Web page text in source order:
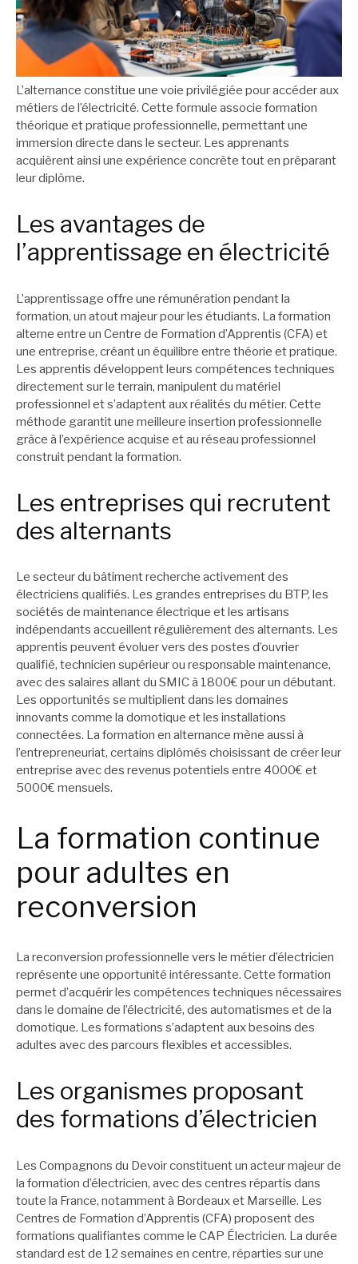
L’alternance constitue une voie privilégiée pour accéder aux
métiers de l’électricité. Cette formule associe formation
théorique et pratique professionnelle, permettant une
immersion directe dans le secteur. Les apprenants
acquièrent ainsi une expérience concrète tout en préparant
leur diplôme.
Les avantages de
l’apprentissage en électricité
L’apprentissage offre une rémunération pendant la
formation, un atout majeur pour les étudiants. La formation
alterne entre un Centre de Formation d’Apprentis (CFA) et
une entreprise, créant un équilibre entre théorie et pratique.
Les apprentis développent leurs compétences techniques
directement sur le terrain, manipulent du matériel
professionnel et s’adaptent aux réalités du métier. Cette
méthode garantit une meilleure insertion professionnelle
grâce à l’expérience acquise et au réseau professionnel
construit pendant la formation.
Les entreprises qui recrutent
des alternants
Le secteur du bâtiment recherche activement des
électriciens qualifiés. Les grandes entreprises du BTP, les
sociétés de maintenance électrique et les artisans
indépendants accueillent régulièrement des alternants. Les
apprentis peuvent évoluer vers des postes d’ouvrier
qualifié, technicien supérieur ou responsable maintenance,
avec des salaires allant du SMIC à 1800€ pour un débutant.
Les opportunités se multiplient dans les domaines
innovants comme la domotique et les installations
connectées. La formation en alternance mène aussi à
l’entrepreneuriat, certains diplômés choisissant de créer leur
entreprise avec des revenus potentiels entre 4000€ et
5000€ mensuels.
La formation continue
pour adultes en
reconversion
La reconversion professionnelle vers le métier d’électricien
représente une opportunité intéressante. Cette formation
permet d’acquérir les compétences techniques nécessaires
dans le domaine de l’électricité, des automatismes et de la
domotique. Les formations s’adaptent aux besoins des
adultes avec des parcours flexibles et accessibles.
Les organismes proposant
des formations d’électricien
Les Compagnons du Devoir constituent un acteur majeur de
la formation d’électricien, avec des centres répartis dans
toute la France, notamment à Bordeaux et Marseille. Les
Centres de Formation d’Apprentis (CFA) proposent des
formations qualifiantes comme le CAP Électricien. La durée
standard est de 12 semaines en centre, réparties sur une